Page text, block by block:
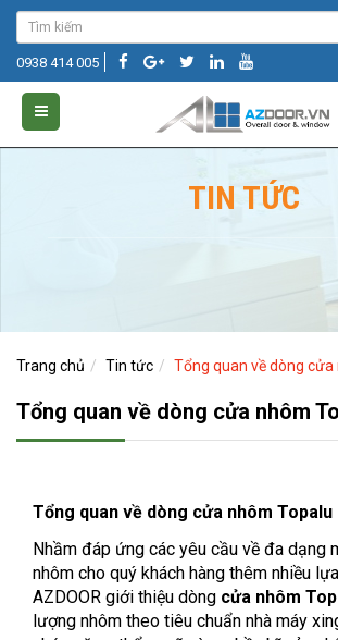
0938 414 005
TIN TỨC
Trang chủ Tin tức Tổng quan về dòng cửa
Tổng quan về dòng cửa nhôm
Tổng quan về dòng cửa nhôm Topalu
Nhầm đáp ứng các yêu cầu về đa dạng
nhôm cho quý khách hàng thêm nhiều
AZDOOR giới thiệu dòng cửa nhôm
lượng nhôm theo tiêu chuẩn nhà máy